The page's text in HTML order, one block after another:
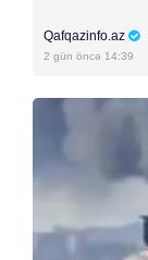
Qafqazinfo.az
2 gün öncə 14:39